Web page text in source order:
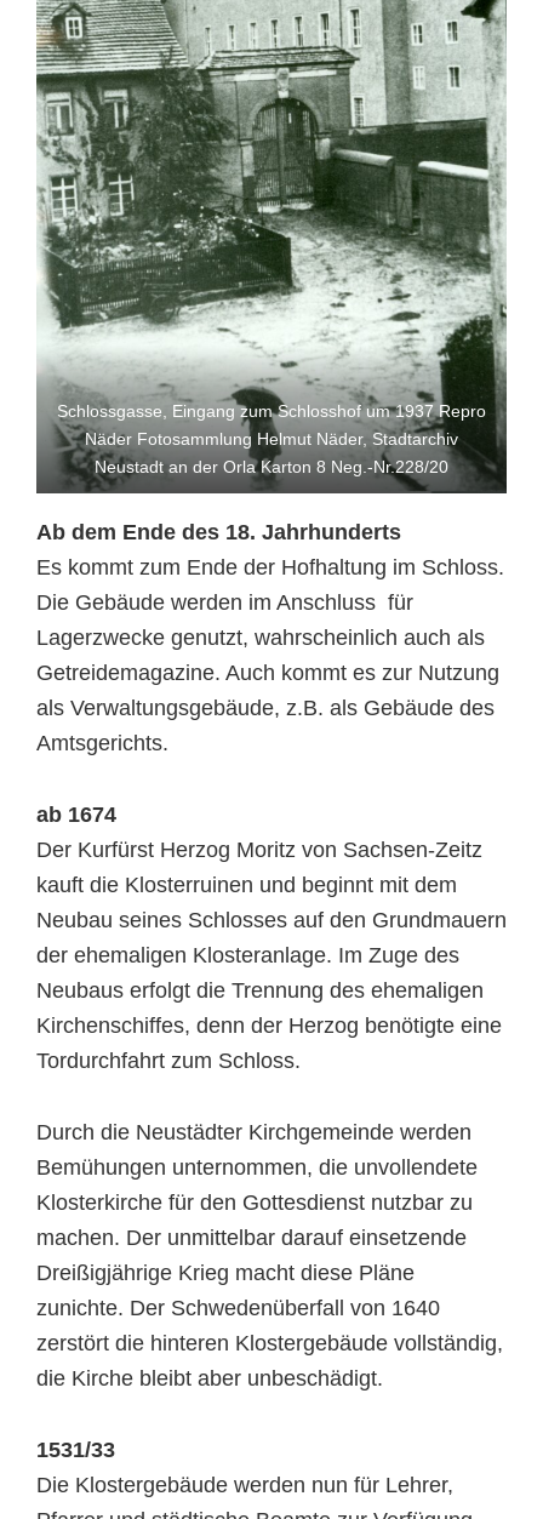
Schlossgasse, Eingang zum Schlosshof um 1937 Repro
Näder Fotosammlung Helmut Näder, Stadtarchiv
Neustadt an der Orla Karton 8 Neg.-Nr.228/20
Ab dem Ende des 18. Jahrhunderts
Es kommt zum Ende der Hofhaltung im Schloss.
Die Gebäude werden im Anschluss für
Lagerzwecke genutzt, wahrscheinlich auch als
Getreidemagazine. Auch kommt es zur Nutzung
als Verwaltungsgebäude, z.B. als Gebäude des
Amtsgerichts.
ab 1674
Der Kurfürst Herzog Moritz von Sachsen-Zeitz
kauft die Klosterruinen und beginnt mit dem
Neubau seines Schlosses auf den Grundmauern
der ehemaligen Klosteranlage. Im Zuge des
Neubaus erfolgt die Trennung des ehemaligen
Kirchenschiffes, denn der Herzog benötigte eine
Tordurchfahrt zum Schloss.
Durch die Neustädter Kirchgemeinde werden
Bemühungen unternommen, die unvollendete
Klosterkirche für den Gottesdienst nutzbar zu
machen. Der unmittelbar darauf einsetzende
Dreißigjährige Krieg macht diese Pläne
zunichte. Der Schwedenüberfall von 1640
zerstört die hinteren Klostergebäude vollständig,
die Kirche bleibt aber unbeschädigt.
1531/33
Die Klostergebäude werden nun für Lehrer,